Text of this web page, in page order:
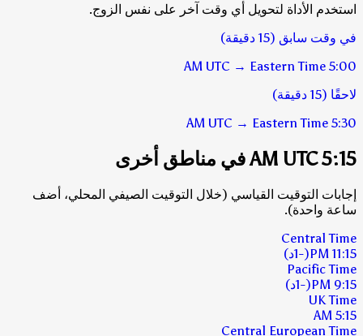
استخدم الأداة لتحويل أي وقت آخر على نفس الزوج.
في وقت سابق (15 دقيقة)
5:00 AM
UTC → Eastern Time
لاحقًا (15 دقيقة)
5:30 AM
UTC → Eastern Time
5:15 AM UTC في مناطق أخرى
إجابات التوقيت القياسي (خلال التوقيت الصيفي المحلي، أضف
ساعة واحدة).
Central Time
11:15 PM
(-1د)
Pacific Time
9:15 PM
(-1د)
UK Time
5:15 AM
Central European Time